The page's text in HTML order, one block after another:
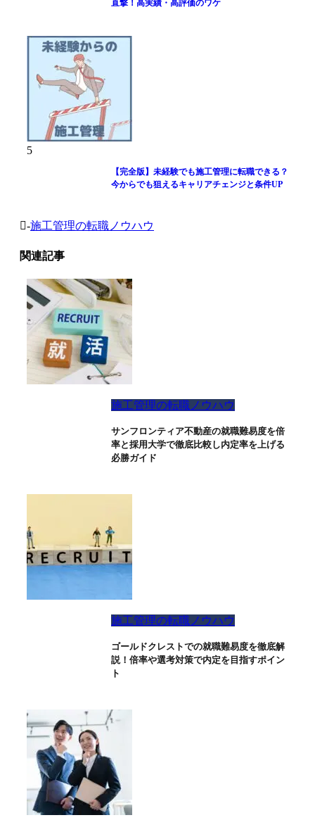
直撃！高実績・高評価のワケ
5
【完全版】未経験でも施工管理に転職できる？
今からでも狙えるキャリアチェンジと条件UP
-施工管理の転職ノウハウ
関連記事
施工管理の転職ノウハウ
サンフロンティア不動産の就職難易度を倍
率と採用大学で徹底比較し内定率を上げる
必勝ガイド
施工管理の転職ノウハウ
ゴールドクレストでの就職難易度を徹底解
説！倍率や選考対策で内定を目指すポイン
ト